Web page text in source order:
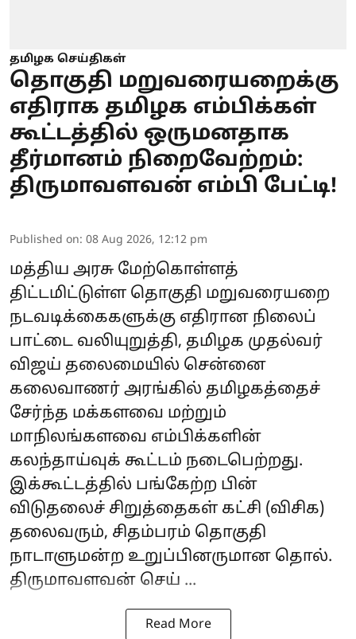
தமிழக செய்திகள்
தொகுதி மறுவரையறைக்கு
எதிராக தமிழக எம்பிக்கள்
கூட்டத்தில் ஒருமனதாக
தீர்மானம் நிறைவேற்றம்:
திருமாவளவன் எம்பி பேட்டி!
Published on: 08 Aug 2026, 12:12 pm
மத்திய அரசு மேற்கொள்ளத்
திட்டமிட்டுள்ள தொகுதி மறுவரையறை
நடவடிக்கைகளுக்கு எதிரான நிலைப்
பாட்டை வலியுறுத்தி, தமிழக முதல்வர்
விஜய் தலைமையில் சென்னை
கலைவாணர் அரங்கில் தமிழகத்தைச்
சேர்ந்த மக்களவை மற்றும்
மாநிலங்களவை எம்பிக்களின்
கலந்தாய்வுக் கூட்டம் நடைபெற்றது.
இக்கூட்டத்தில் பங்கேற்ற பின்
விடுதலைச் சிறுத்தைகள் கட்சி (விசிக)
தலைவரும், சிதம்பரம் தொகுதி
நாடாளுமன்ற உறுப்பினருமான தொல்.
திருமாவளவன் செய் ...
Read More